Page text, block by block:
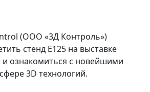
(ООО «3Д Контроль»)
стенд Е125 на выставке
ознакомиться с новейшими
3D технологий.